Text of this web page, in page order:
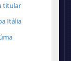
titular
Itália